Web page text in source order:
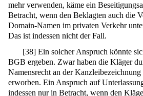
mehr verwenden, käme ein
Betracht, wenn den Beklagten auch die
Domain-Namen im privaten Verkehr
Das ist indessen nicht der Fall.
[38] Ein solcher Anspruch könnte
BGB ergeben. Zwar haben die Kläger
Namensrecht an der
erworben. Ein Anspruch auf
indessen nur in Betracht, wenn den